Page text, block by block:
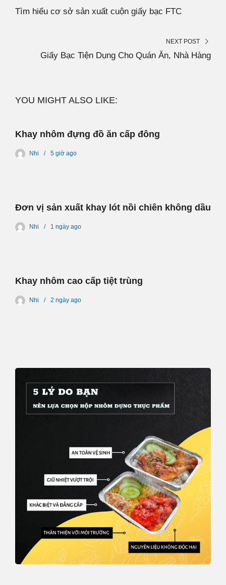
Tìm hiểu cơ sở sản xuất cuộn giấy bạc FTC
NEXT POST
Giấy Bạc Tiện Dụng Cho Quán Ăn, Nhà Hàng
YOU MIGHT ALSO LIKE:
Khay nhôm đựng đồ ăn cấp đông
Nhi 5 giờ ago
Đơn vị sản xuất khay lót nồi chiên không dầu
Nhi 1 ngày ago
Khay nhôm cao cấp tiệt trùng
Nhi 2 ngày ago